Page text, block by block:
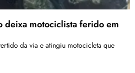
deixa motociclista ferido em
da via e atingiu motocicleta que